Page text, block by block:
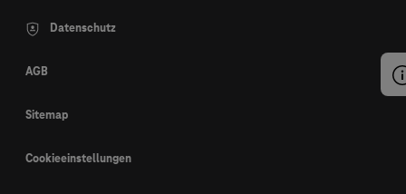
Datenschutz
AGB
Sitemap
Cookieeinstellungen